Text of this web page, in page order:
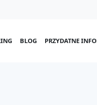
BLOG PRZYDATNE